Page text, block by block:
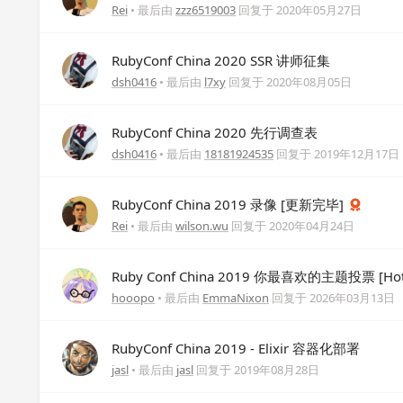
Rei • 最后由 zzz6519003 回复于2020年05月27日
RubyConf China 2020 SSR 讲师征集
dsh0416 • 最后由 l7xy 回复于2020年08月05日
RubyConf China 2020 先行调查表
dsh0416 • 最后由 18181924535 回复于2019年12月17日
RubyConf China 2019 录像 [更新完毕]
Rei • 最后由 wilson.wu 回复于2020年04月24日
Ruby Conf China 2019 你最喜欢的主题投票
hooopo • 最后由 EmmaNixon 回复于2026年03月13日
RubyConf China 2019 - Elixir 容器化部署
jasl • 最后由 jasl 回复于2019年08月28日